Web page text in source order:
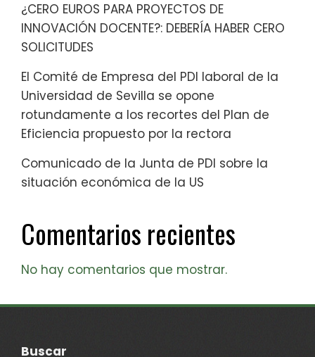
¿CERO EUROS PARA PROYECTOS DE
INNOVACIÓN DOCENTE?: DEBERÍA HABER CERO
SOLICITUDES
El Comité de Empresa del PDI laboral de la
Universidad de Sevilla se opone
rotundamente a los recortes del Plan de
Eficiencia propuesto por la rectora
Comunicado de la Junta de PDI sobre la
situación económica de la US
Comentarios recientes
No hay comentarios que mostrar.
Buscar